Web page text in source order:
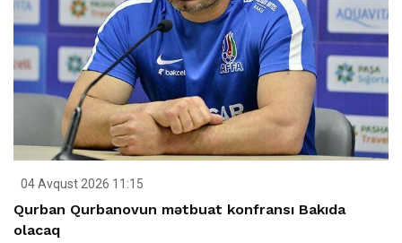
04 Avqust 2026 11:15
Qurban Qurbanovun mətbuat konfransı Bakıda
olacaq